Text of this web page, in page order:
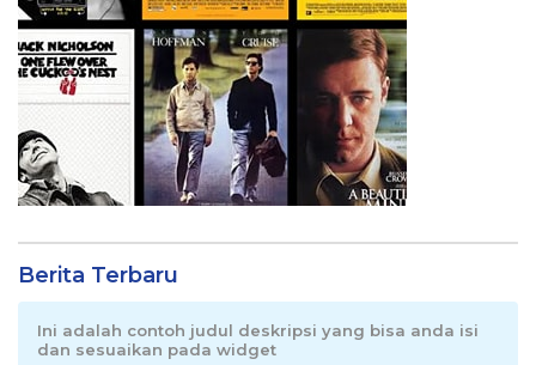
Berita Terbaru
Ini adalah contoh judul deskripsi yang bisa anda isi
dan sesuaikan pada widget